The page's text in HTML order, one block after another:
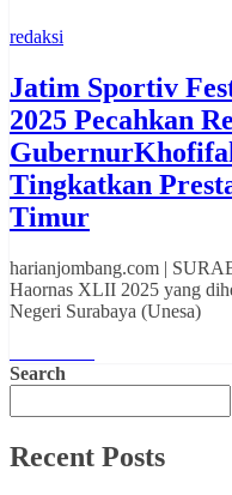
redaksi
Jatim Sportiv
2025 Pecahkan
Tingkatkan
Timur
harianjombang.com |
Haornas XLII 2025 yang
Negeri Surabaya (Unesa)
Search
Recent Posts